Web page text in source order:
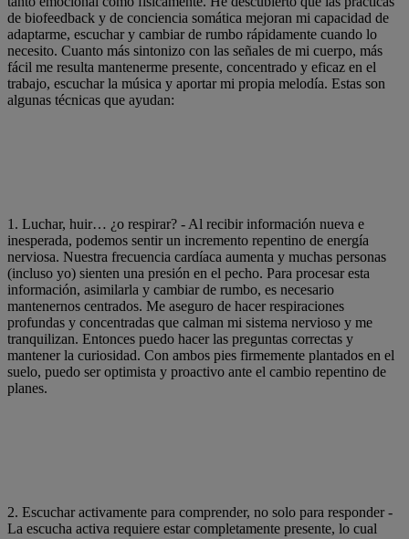
de biofeedback y de conciencia somática mejoran mi capacidad de
adaptarme, escuchar y cambiar de rumbo rápidamente cuando lo
necesito. Cuanto más sintonizo con las señales de mi cuerpo, más
fácil me resulta mantenerme presente, concentrado y eficaz en el
trabajo, escuchar la música y aportar mi propia melodía. Estas son
algunas técnicas que ayudan:
1. Luchar, huir… ¿o respirar? - Al recibir información nueva e
inesperada, podemos sentir un incremento repentino de energía
nerviosa. Nuestra frecuencia cardíaca aumenta y muchas personas
(incluso yo) sienten una presión en el pecho. Para procesar esta
información, asimilarla y cambiar de rumbo, es necesario
mantenernos centrados. Me aseguro de hacer respiraciones
profundas y concentradas que calman mi sistema nervioso y me
tranquilizan. Entonces puedo hacer las preguntas correctas y
mantener la curiosidad. Con ambos pies firmemente plantados en el
suelo, puedo ser optimista y proactivo ante el cambio repentino de
planes.
2. Escuchar activamente para comprender, no solo para responder -
La escucha activa requiere estar completamente presente, lo cual